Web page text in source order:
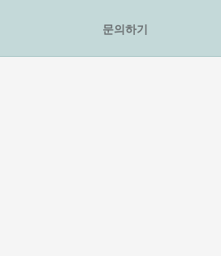
문의하기